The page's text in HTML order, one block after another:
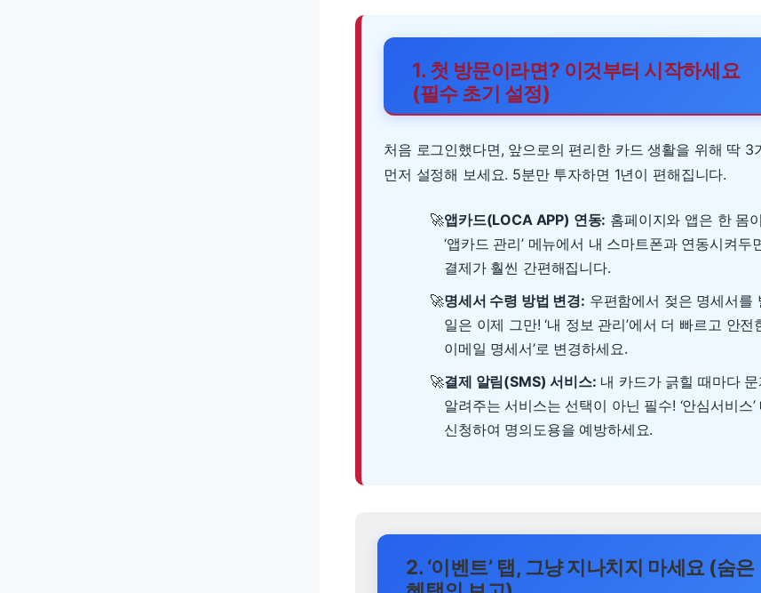
1. 첫 방문이라면? 이것부터 시작하세요
(필수 초기 설정)
처음 로그인했다면, 앞으로의 편리한 카드 생활을 위해 딱 3
먼저 설정해 보세요. 5분만 투자하면 1년이 편해집니다.
앱카드(LOCA APP) 연동: 홈페이지와 앱은 한 몸
‘앱카드 관리’ 메뉴에서 내 스마트폰과 연동시켜두
결제가 훨씬 간편해집니다.
명세서 수령 방법 변경: 우편함에서 젖은 명세서를
일은 이제 그만! ‘내 정보 관리’에서 더 빠르고 안전
이메일 명세서’로 변경하세요.
결제 알림(SMS) 서비스: 내 카드가 긁힐 때마다 문
알려주는 서비스는 선택이 아닌 필수! ‘안심서비스’
신청하여 명의도용을 예방하세요.
2. ‘이벤트’ 탭, 그냥 지나치지 마세요 (숨은